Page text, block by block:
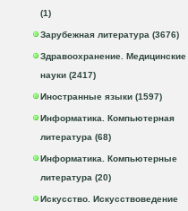
(1)
Зарубежная литература (3676)
Здравоохранение. Медицинские
науки (2417)
Иностранные языки (1597)
Информатика. Компьютерная
литература (68)
Информатика. Компьютерные
литература (20)
Искусство. Искусствоведение